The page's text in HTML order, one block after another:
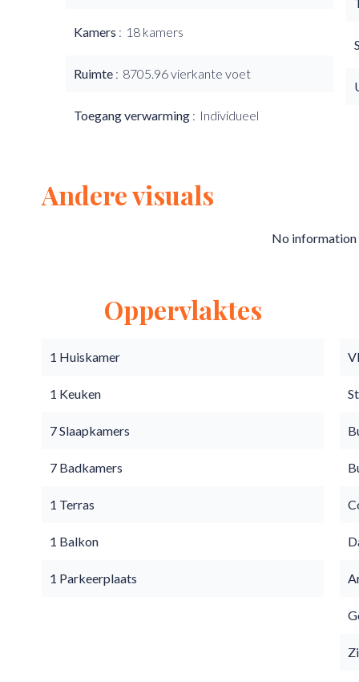
Kamers 18 kamers
Ruimte 8705.96 vierkante voet
Toegang verwarming Individueel
Andere visuals
No information
Oppervlaktes
1 Huiskamer
1 Keuken
7 Slaapkamers
7 Badkamers
1 Terras
1 Balkon
1 Parkeerplaats